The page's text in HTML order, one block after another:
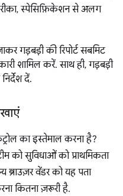
स्पेसिफ़िकेशन से अलग
गड़बड़ी की रिपोर्ट सबमिट
शामिल करें. साथ ही, गड़बड़ी
दें.
का इस्तेमाल करना है?
को सुविधाओं को प्राथमिकता
ब्राउज़र वेंडर को यह पता
कितना ज़रूरी है.